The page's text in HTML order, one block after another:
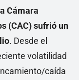
Cámara
(CAC) sufrió un
. Desde el
volatilidad
caída